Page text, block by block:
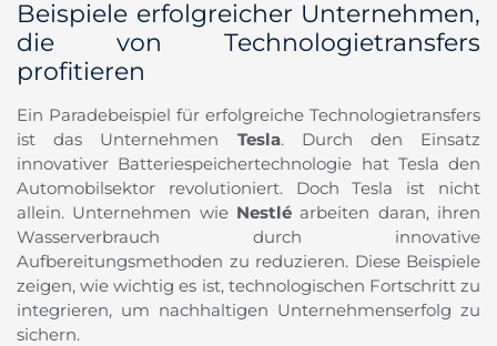
Beispiele erfolgreicher Unternehmen,
die von Technologietransfers
profitieren
Ein Paradebeispiel für erfolgreiche Technologietransfers
ist das Unternehmen Tesla. Durch den Einsatz
innovativer Batteriespeichertechnologie hat Tesla den
Automobilsektor revolutioniert. Doch Tesla ist nicht
allein. Unternehmen wie Nestlé arbeiten daran, ihren
Wasserverbrauch durch innovative
Aufbereitungsmethoden zu reduzieren. Diese Beispiele
zeigen, wie wichtig es ist, technologischen Fortschritt zu
integrieren, um nachhaltigen Unternehmenserfolg zu
sichern.